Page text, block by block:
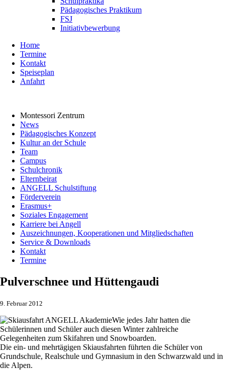
Pädagogisches Praktikum
FSJ
Initiativbewerbung
Home
Termine
Kontakt
Speiseplan
Anfahrt
Montessori Zentrum
News
Pädagogisches Konzept
Kultur an der Schule
Team
Campus
Schulchronik
Elternbeirat
ANGELL Schulstiftung
Förderverein
Erasmus+
Soziales Engagement
Karriere bei Angell
Auszeichnungen, Kooperationen und Mitgliedschaften
Service & Downloads
Kontakt
Termine
Pulverschnee und Hüttengaudi
9. Februar 2012
Wie jedes Jahr hatten die
Schülerinnen und Schüler auch diesen Winter zahlreiche
Gelegenheiten zum Skifahren und Snowboarden.
Die ein- und mehrtägigen Skiausfahrten führten die Schüler von
Grundschule, Realschule und Gymnasium in den Schwarzwald und in
die Alpen.